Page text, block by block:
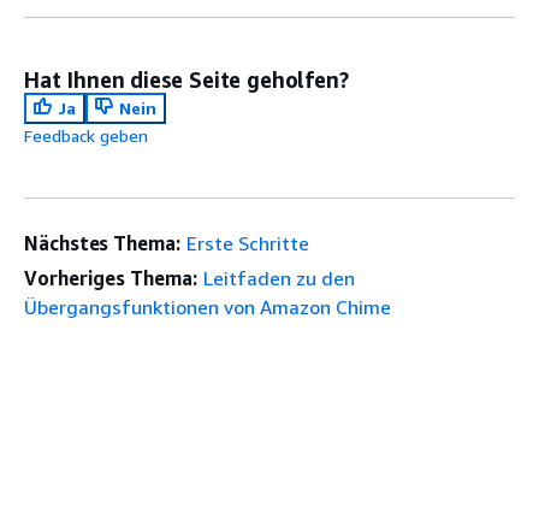
Hat Ihnen diese Seite geholfen?
Ja
Nein
Feedback geben
Nächstes Thema: Erste Schritte
Vorheriges Thema: Leitfaden zu den
Übergangsfunktionen von Amazon Chime